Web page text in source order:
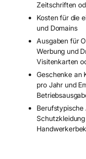
Zeitschriften
Kosten für die
und Domains
Ausgaben für
Werbung und
Visitenkarten
Geschenke an
pro Jahr und
Berufstypische